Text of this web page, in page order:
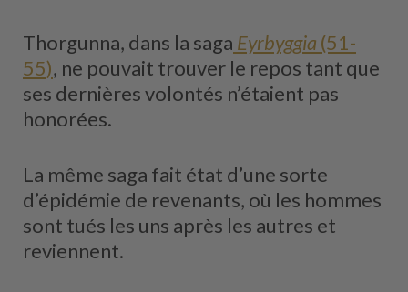
Thorgunna, dans la saga Eyrbyggia (51-
55), ne pouvait trouver le repos tant que
ses dernières volontés n’étaient pas
honorées.
La même saga fait état d’une sorte
d’épidémie de revenants, où les hommes
sont tués les uns après les autres et
reviennent.